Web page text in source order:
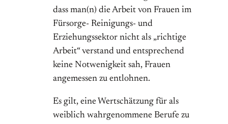
dass man(n) die Arbeit von Frauen im
Fürsorge- Reinigungs- und
Erziehungssektor nicht als „richtige
Arbeit“ verstand und entsprechend
keine Notwenigkeit sah, Frauen
angemessen zu entlohnen.
Es gilt, eine Wertschätzung für als
weiblich wahrgenommene Berufe zu